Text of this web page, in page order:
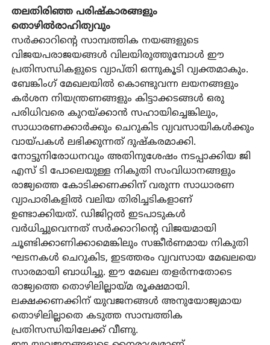
തലതിരിഞ്ഞ പരിഷ്‌കാരങ്ങളും
തൊഴില്‍രാഹിത്യവും
സര്‍ക്കാറിന്റെ സാമ്പത്തിക നയങ്ങളുടെ
വിജയപരാജയങ്ങള്‍ വിലയിരുത്തുമ്പോള്‍ ഈ
പ്രതിസന്ധികളുടെ വ്യാപ്തി ഒന്നുകൂടി വ്യക്തമാകും.
ബേങ്കിംഗ് മേഖലയില്‍ കൊണ്ടുവന്ന ലയനങ്ങളും
കര്‍ശന നിയന്ത്രണങ്ങളും കിട്ടാക്കടങ്ങള്‍ ഒരു
പരിധിവരെ കുറയ്ക്കാന്‍ സഹായിച്ചെങ്കിലും,
സാധാരണക്കാര്‍ക്കും ചെറുകിട വ്യവസായികള്‍ക്കും
വായ്പകള്‍ ലഭിക്കുന്നത് ദുഷ്‌കരമാക്കി.
നോട്ടുനിരോധനവും അതിനുശേഷം നടപ്പാക്കിയ ജി
എസ് ടി പോലെയുള്ള നികുതി സംവിധാനങ്ങളും
രാജ്യത്തെ കോടിക്കണക്കിന് വരുന്ന സാധാരണ
വ്യാപാരികളില്‍ വലിയ തിരിച്ചടികളാണ്
ഉണ്ടാക്കിയത്. ഡിജിറ്റല്‍ ഇടപാടുകള്‍
വര്‍ധിച്ചുവെന്നത് സര്‍ക്കാറിന്റെ വിജയമായി
ചൂണ്ടിക്കാണിക്കാമെങ്കിലും സങ്കീര്‍ണമായ നികുതി
ഘടനകള്‍ ചെറുകിട, ഇടത്തരം വ്യവസായ മേഖലയെ
സാരമായി ബാധിച്ചു. ഈ മേഖല തളര്‍ന്നതോടെ
രാജ്യത്തെ തൊഴിലില്ലായ്മ രൂക്ഷമായി.
ലക്ഷക്കണക്കിന് യുവജനങ്ങള്‍ അനുയോജ്യമായ
തൊഴിലില്ലാതെ കടുത്ത സാമ്പത്തിക
പ്രതിസന്ധിയിലേക്ക് വീണു.